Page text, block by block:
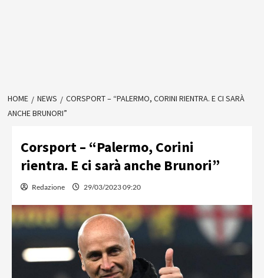
HOME NEWS
CORSPORT – “PALERMO, CORINI RIENTRA. E CI SARÀ
ANCHE BRUNORI”
Corsport – “Palermo, Corini
rientra. E ci sarà anche Brunori”
Redazione 29/03/2023 09:20